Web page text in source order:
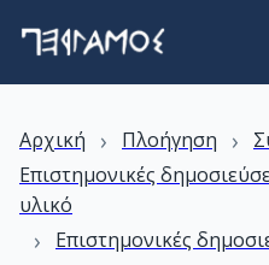
Αρχική › Πλοήγηση ›
Επιστημονικές
υλικό
› Επιστημονικές